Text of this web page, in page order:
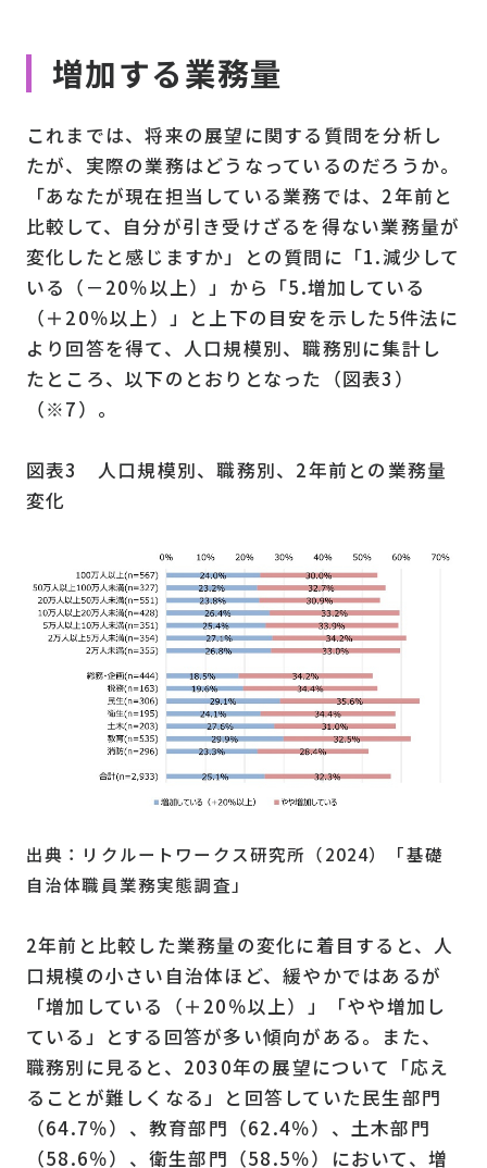
増加する業務量
これまでは、将来の展望に関する質問を分析し
たが、実際の業務はどうなっているのだろうか。
「あなたが現在担当している業務では、2年前と
比較して、自分が引き受けざるを得ない業務量が
変化したと感じますか」との質問に「1.減少して
いる（－20％以上）」から「5.増加している
（＋20％以上）」と上下の目安を示した5件法に
より回答を得て、人口規模別、職務別に集計し
たところ、以下のとおりとなった（図表3）
（※7）。
図表3 人口規模別、職務別、2年前との業務量
変化
出典：リクルートワークス研究所（2024）「基礎
自治体職員業務実態調査」
2年前と比較した業務量の変化に着目すると、人
口規模の小さい自治体ほど、緩やかではあるが
「増加している（＋20％以上）」「やや増加し
ている」とする回答が多い傾向がある。また、
職務別に見ると、2030年の展望について「応え
ることが難しくなる」と回答していた民生部門
（64.7％）、教育部門（62.4％）、土木部門
（58.6％）、衛生部門（58.5％）において、増